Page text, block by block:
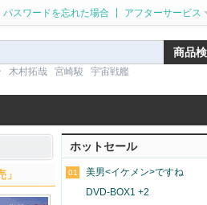
パスワードを忘れた場合 アフターサービス
木村拓哉 宮崎駿 宇宙戦艦
ホットセール
01
美男<イケメン>ですね
DVD-BOX1 +2